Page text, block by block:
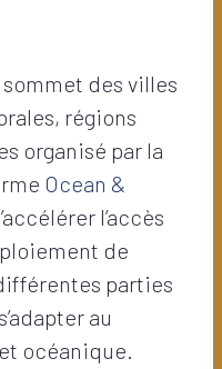
sommet des villes
régions
organisé par la
Ocean &
l’accès
de
parties
au
océanique.